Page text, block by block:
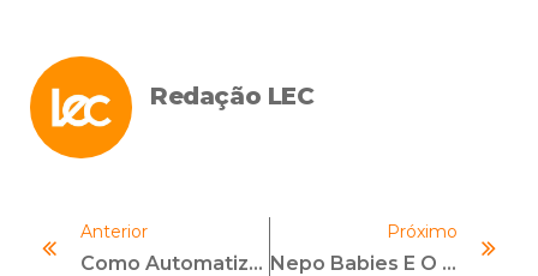
Redação LEC
Anterior
Como Automatizar As Verificações De Know Your Supplier (KYS)?
Próximo
Nepo Babies E O Compliance